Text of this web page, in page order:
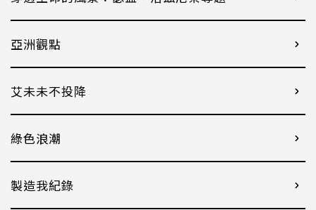
亞洲觀點
艾未未不投降
綠色浪潮
製造我紀錄